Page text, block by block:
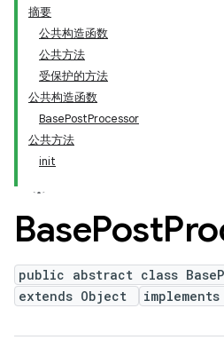
摘要
公共构造函数
公共方法
受保护的方法
公共构造函数
BasePostProcessor
公共方法
init
BasePost
public abstract class
extends Object
implements